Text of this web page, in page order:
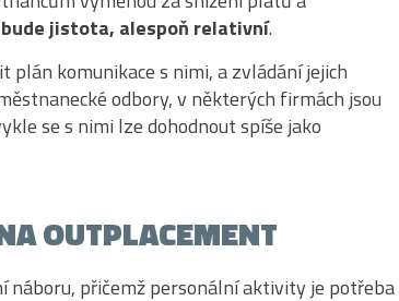
jistota, alespoň relativní.
plán komunikace s nimi, a zvládání jejich
odbory, v některých firmách jsou
se s nimi lze dohodnout spíše jako
OUTPLACEMENT
náboru, přičemž personální aktivity je potřeba